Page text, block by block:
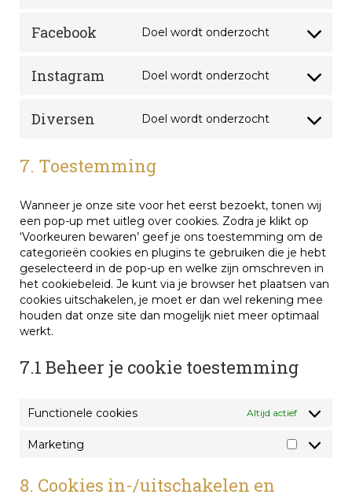
google-
Facebook Doel wordt onderzocht
Consent
facebook
Instagram Doel wordt onderzocht
Consent
instagram
Diversen Doel wordt onderzocht
Consent
7. Toestemming
Wanneer je onze site voor het eerst bezoekt, tonen wij
een pop-up met uitleg over cookies. Zodra je klikt op
‘Voorkeuren bewaren’ geef je ons toestemming om de
categorieën cookies en plugins te gebruiken die je hebt
geselecteerd in de pop-up en welke zijn omschreven in
het cookiebeleid. Je kunt via je browser het plaatsen van
cookies uitschakelen, je moet er dan wel rekening mee
houden dat onze site dan mogelijk niet meer optimaal
werkt.
7.1 Beheer je cookie toestemming
Functionele cookies Altijd actief
Marketing
8. Cookies in-/uitschakelen en